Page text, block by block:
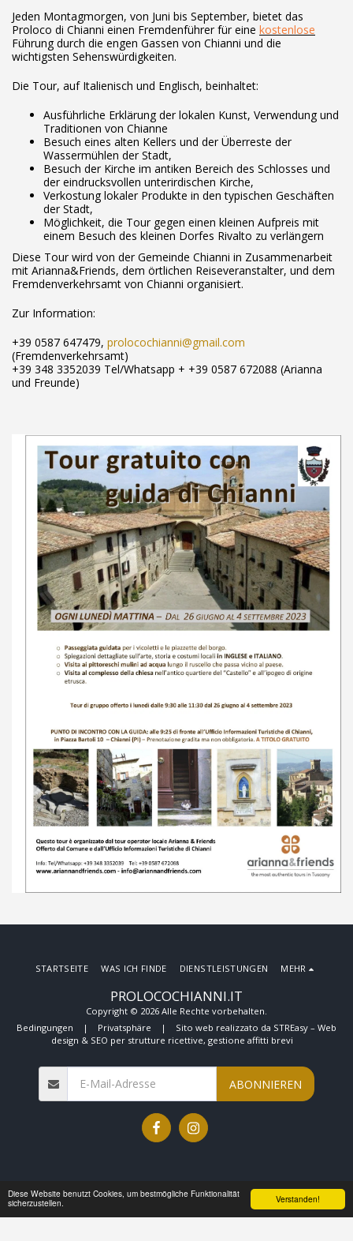
Verstanden!
Diese Website benutzt Cookies, um bestmögliche Funktionalität
sicherzustellen.
Jeden Montagmorgen, von Juni bis September, bietet das
Proloco di Chianni einen Fremdenführer für eine kostenlose
Führung durch die engen Gassen von Chianni und die
wichtigsten Sehenswürdigkeiten.
Die Tour, auf Italienisch und Englisch, beinhaltet:
Ausführliche Erklärung der lokalen Kunst, Verwendung und
Traditionen von Chianne
Besuch eines alten Kellers und der Überreste der
Wassermühlen der Stadt,
Besuch der Kirche im antiken Bereich des Schlosses und
der eindrucksvollen unterirdischen Kirche,
Verkostung lokaler Produkte in den typischen Geschäften
der Stadt,
Möglichkeit, die Tour gegen einen kleinen Aufpreis mit
einem Besuch des kleinen Dorfes Rivalto zu verlängern
Diese Tour wird von der Gemeinde Chianni in Zusammenarbeit
mit Arianna&Friends, dem örtlichen Reiseveranstalter, und dem
Fremdenverkehrsamt von Chianni organisiert.
Zur Information:
+39 0587 647479, prolocochianni@gmail.com
(Fremdenverkehrsamt)
+39 348 3352039 Tel/Whatsapp + +39 0587 672088 (Arianna
und Freunde)
PROLOCOCHIANNI.IT
Copyright © 2026 Alle Rechte vorbehalten.
Bedingungen | Privatsphäre | Sito web realizzato da STREasy – Web
design & SEO per strutture ricettive, gestione affitti brevi
STARTSEITE WAS ICH FINDE DIENSTLEISTUNGEN MEHR
ABONNIEREN